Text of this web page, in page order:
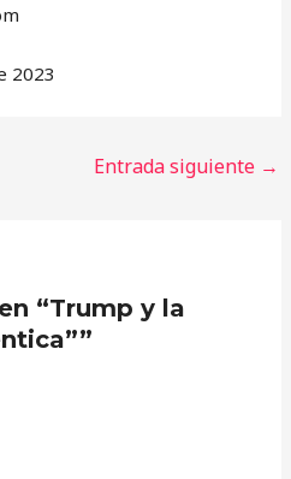
2023
Entrada siguiente →
“Trump y la